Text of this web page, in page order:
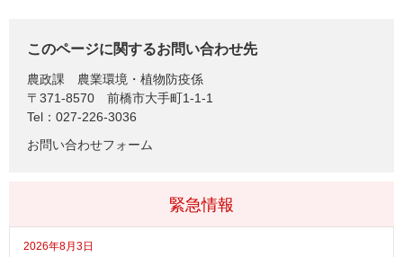
このページに関するお問い合わせ先
農政課
農業環境・植物防疫係
〒371-8570
前橋市大手町1-1-1
Tel：027-226-3036
お問い合わせフォーム
緊急情報
2026年8月3日